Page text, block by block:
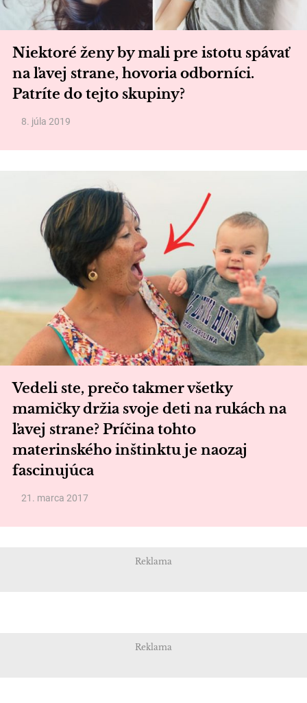
Niektoré ženy by mali pre istotu spávať
na ľavej strane, hovoria odborníci.
Patríte do tejto skupiny?
8. júla 2019
Vedeli ste, prečo takmer všetky
mamičky držia svoje deti na rukách na
ľavej strane? Príčina tohto
materinského inštinktu je naozaj
fascinujúca
21. marca 2017
Reklama
Reklama